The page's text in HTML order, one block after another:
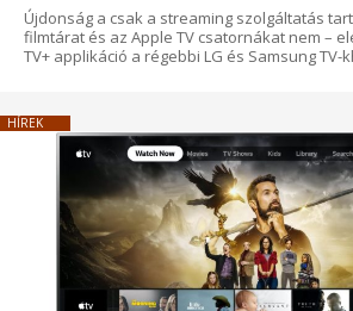
Újdonság a csak a streaming szolgáltatás
filmtárat és az Apple TV csatornákat nem –
TV+ applikáció a régebbi LG és Samsung TV-
HÍREK